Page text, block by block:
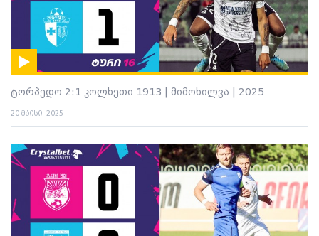
ტორპედო 2:1 კოლხეთი 1913 | მიმოხილვა | 2025
20 მაისი. 2025